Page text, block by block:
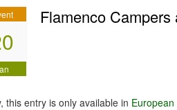
Flamenco
this entry is only available in European